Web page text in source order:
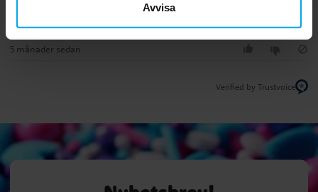
Avvisa
För många lika märken. Och märken som inte har med Stitch och
Angel att göra.
5 månader sedan
Verified by Trustvoice